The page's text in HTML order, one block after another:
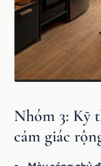
Nhóm 3: Kỹ
cảm giác